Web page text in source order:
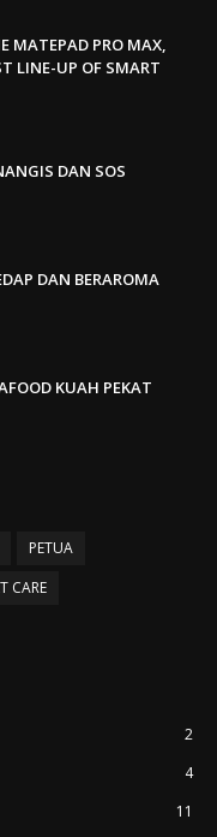
MATEPAD PRO MAX,
LINE-UP OF SMART
DAN SOS
DAN BERAROMA
KUAH PEKAT
PETUA
CARE
2
4
11